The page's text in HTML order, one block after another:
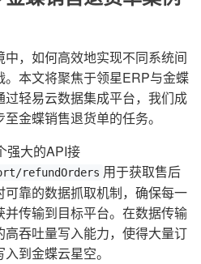
，如何高效地实现不同系统间
本文将聚焦于领星ERP与金蝶
轻易云数据集成平台，我们成
金蝶销售退货单的任务。
强大的API接
refundOrders 用于获取售后
靠的数据抓取机制，确保每一
传输到目标平台。在数据传输
吞吐量写入能力，使得大量订
到金蝶云星空。